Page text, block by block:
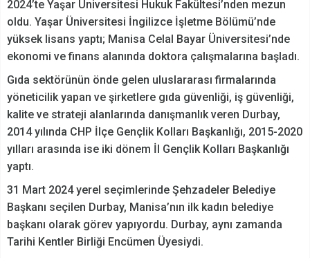
2024’te Yaşar Üniversitesi Hukuk Fakültesi’nden mezun
oldu. Yaşar Üniversitesi İngilizce İşletme Bölümü’nde
yüksek lisans yaptı; Manisa Celal Bayar Üniversitesi’nde
ekonomi ve finans alanında doktora çalışmalarına başladı.
Gıda sektörünün önde gelen uluslararası firmalarında
yöneticilik yapan ve şirketlere gıda güvenliği, iş güvenliği,
kalite ve strateji alanlarında danışmanlık veren Durbay,
2014 yılında CHP İlçe Gençlik Kolları Başkanlığı, 2015-2020
yılları arasında ise iki dönem İl Gençlik Kolları Başkanlığı
yaptı.
31 Mart 2024 yerel seçimlerinde Şehzadeler Belediye
Başkanı seçilen Durbay, Manisa’nın ilk kadın belediye
başkanı olarak görev yapıyordu. Durbay, aynı zamanda
Tarihi Kentler Birliği Encümen Üyesiydi.